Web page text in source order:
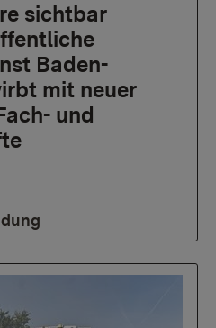
sichtbar
Baden-
mit neuer
und